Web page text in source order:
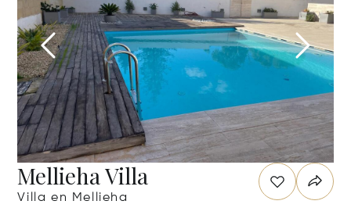
Mellieha Villa
Villa en Mellieha